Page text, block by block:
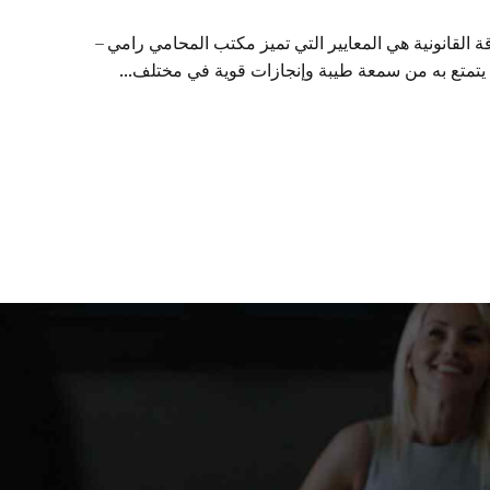
هي المعايير التي تميز مكتب المحامي رامي –
يتمتع به من سمعة طيبة وإنجازات قوية في مختلف...